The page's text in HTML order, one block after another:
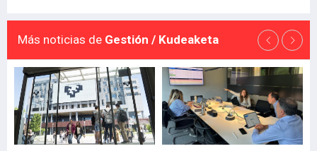
Más noticias de Gestión / Kudeaketa